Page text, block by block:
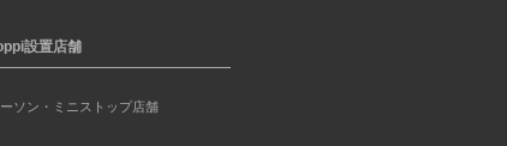
設置店舗
ーソン・ミニストップ店舗